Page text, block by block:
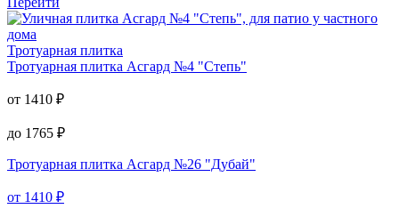
Тротуарная плитка
Тротуарная плитка Асгард №4 "Степь"
от 1410 ₽
до 1765 ₽
Тротуарная плитка Асгард №26 "Дубай"
от 1410 ₽